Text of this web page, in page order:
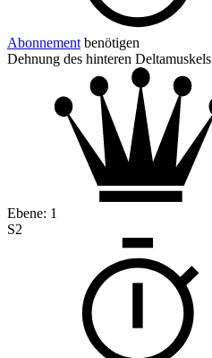
Abonnement benötigen
Dehnung des hinteren Deltamuskels
Ebene: 1
S2